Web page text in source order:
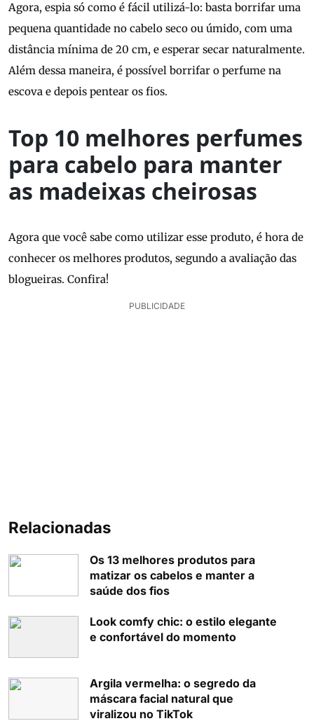
Agora, espia só como é fácil utilizá-lo: basta borrifar uma
pequena quantidade no cabelo seco ou úmido, com uma
distância mínima de 20 cm, e esperar secar naturalmente.
Além dessa maneira, é possível borrifar o perfume na
escova e depois pentear os fios.
Top 10 melhores perfumes
para cabelo para manter
as madeixas cheirosas
Agora que você sabe como utilizar esse produto, é hora de
conhecer os melhores produtos, segundo a avaliação das
blogueiras. Confira!
PUBLICIDADE
Relacionadas
Os 13 melhores produtos para
matizar os cabelos e manter a
saúde dos fios
Look comfy chic: o estilo elegante
e confortável do momento
Argila vermelha: o segredo da
máscara facial natural que
viralizou no TikTok